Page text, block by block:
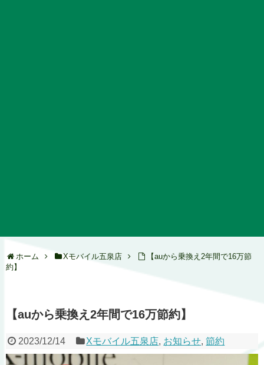
ホーム Xモバイル五泉店
【auから乗換え2年間で16万節
約】
【auから乗換え2年間で16万節約】
2023/12/14 Xモバイル五泉店, お知らせ,節約